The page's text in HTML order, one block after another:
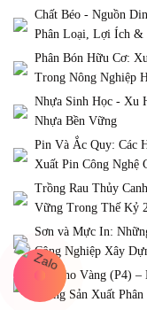
Chất Béo - Nguồn
Phân Loại, Lợi Ích &
Phân Bón Hữu Cơ:
Trong Nông Nghiệp
Nhựa Sinh Học - Xu
Nhựa Bền Vững
Pin Và Ắc Quy: Các
Xuất Pin Công Nghệ
Trồng Rau Thủy
Vững Trong Thế Kỷ
Sơn và Mực In:
Công Nghiệp Xây
Photpho Vàng (P4)
Trong Sản Xuất